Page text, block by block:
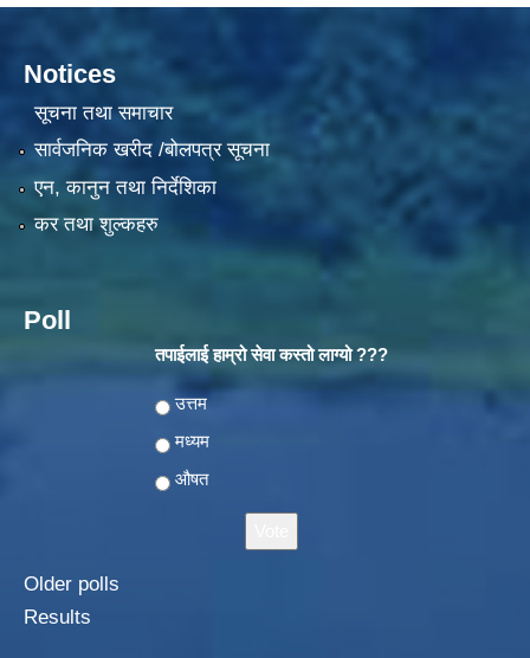
Notices
सूचना तथा समाचार
सार्वजनिक खरीद /बोलपत्र सूचना
एन, कानुन तथा निर्देशिका
कर तथा शुल्कहरु
Poll
तपाईलाई हाम्रो सेवा कस्तो लाग्यो ???
Choices
उत्तम
मध्यम
औषत
Older polls
Results